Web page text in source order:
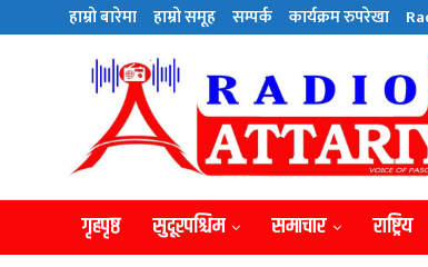
हाम्राे बारेमा हाम्राे समूह सम्पर्क कार्यक्रम रुपरेखा
गृहपृष्ठ सुदूरपश्चिम समाचार राष्ट्रिय